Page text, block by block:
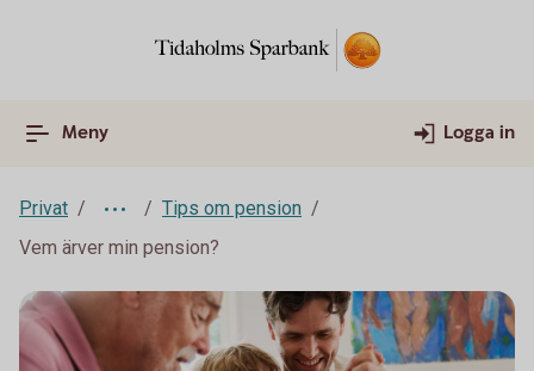
Meny Logga in
Privat
Tips om pension
Vem ärver min pension?